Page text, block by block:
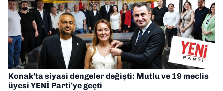
Konak’ta siyasi dengeler değişti: Mutlu ve 19 meclis
üyesi YENİ Parti’ye geçti